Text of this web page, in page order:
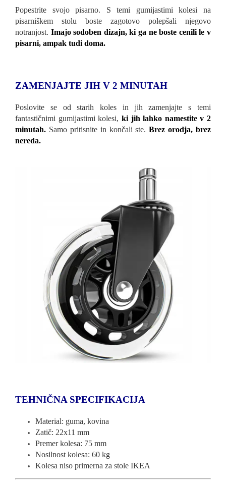
Popestrite svojo pisarno. S temi gumijastimi kolesi na
pisarniškem stolu boste zagotovo polepšali njegovo
notranjost. Imajo sodoben dizajn, ki ga ne boste cenili le v
pisarni, ampak tudi doma.
ZAMENJAJTE JIH V 2 MINUTAH
Poslovite se od starih koles in jih zamenjajte s temi
fantastičnimi gumijastimi kolesi, ki jih lahko namestite v 2
minutah. Samo pritisnite in končali ste.Brez orodja, brez
nereda.
TEHNIČNA SPECIFIKACIJA
Material: guma, kovina
Zatič: 22x11 mm
Premer kolesa: 75 mm
Nosilnost kolesa: 60 kg
Kolesa niso primerna za stole IKEA